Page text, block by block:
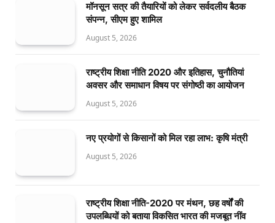
मॉनसून सत्र की तैयारियों को लेकर सर्वदलीय बैठक
संपन्न, सीएम हुए शामिल
August 5, 2026
राष्ट्रीय शिक्षा नीति 2020 और इतिहास, चुनौतियां
अवसर और समाधान विषय पर संगोष्ठी का आयोजन
August 5, 2026
नए प्रयोगों से किसानों को मिल रहा लाभ: कृषि मंत्री
August 5, 2026
राष्ट्रीय शिक्षा नीति-2020 पर मंथन, छह वर्षों की
उपलब्धियों को बताया विकसित भारत की मजबूत नींव